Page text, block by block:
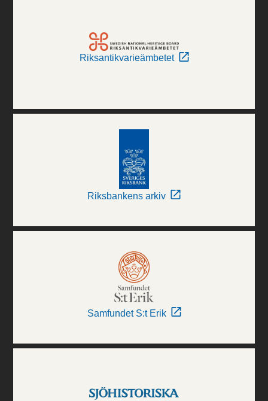
Riksantikvarieämbetet
Riksbankens arkiv
Samfundet S:t Erik